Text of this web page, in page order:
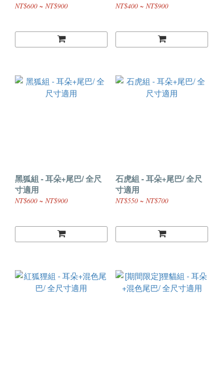
NT$600 ~ NT$900 NT$400 ~ NT$900
黑狐組 - 耳朵+尾巴/ 全尺
寸適用
NT$600 ~ NT$900
石虎組 - 耳朵+尾巴/ 全尺
寸適用
NT$550 ~ NT$700